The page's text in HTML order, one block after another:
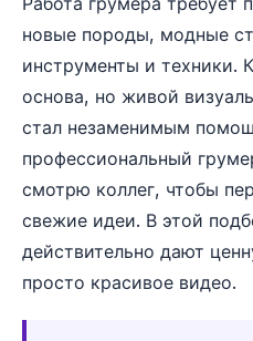
новые породы, модные
инструменты и техники.
основа, но живой
стал незаменимым
профессиональный
смотрю коллег, чтобы
свежие идеи. В этой
действительно дают
просто красивое видео.